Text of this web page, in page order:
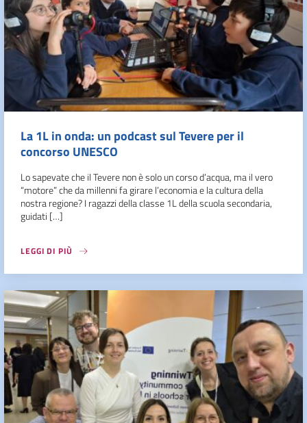
La 1L in onda: un podcast sul Tevere per il
concorso UNESCO
Lo sapevate che il Tevere non è solo un corso d’acqua, ma il vero
“motore” che da millenni fa girare l’economia e la cultura della
nostra regione? I ragazzi della classe 1L della scuola secondaria,
guidati […]
LEGGI DI PIÙ